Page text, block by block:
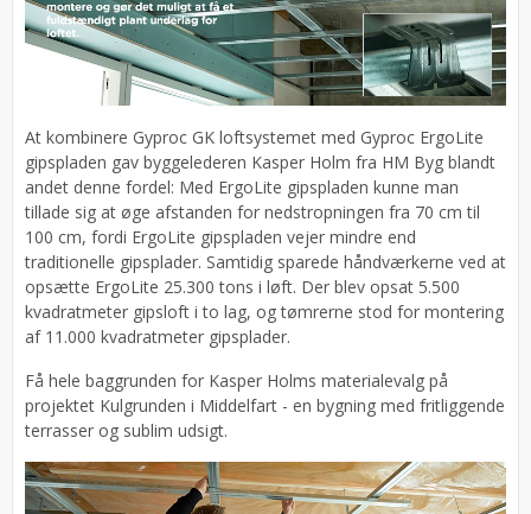
At kombinere Gyproc GK loftsystemet med Gyproc ErgoLite
gipspladen gav byggelederen Kasper Holm fra HM Byg blandt
andet denne fordel: Med ErgoLite gipspladen kunne man
tillade sig at øge afstanden for nedstropningen fra 70 cm til
100 cm, fordi ErgoLite gipspladen vejer mindre end
traditionelle gipsplader. Samtidig sparede håndværkerne ved at
opsætte ErgoLite 25.300 tons i løft. Der blev opsat 5.500
kvadratmeter gipsloft i to lag, og tømrerne stod for montering
af 11.000 kvadratmeter gipsplader.
Få hele baggrunden for Kasper Holms materialevalg på
projektet Kulgrunden i Middelfart - en bygning med fritliggende
terrasser og sublim udsigt.